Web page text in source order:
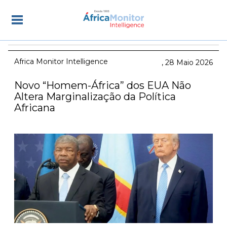
Africa Monitor Intelligence 28 Maio 2026
Novo “Homem-África” dos EUA Não
Altera Marginalização da Política
Africana